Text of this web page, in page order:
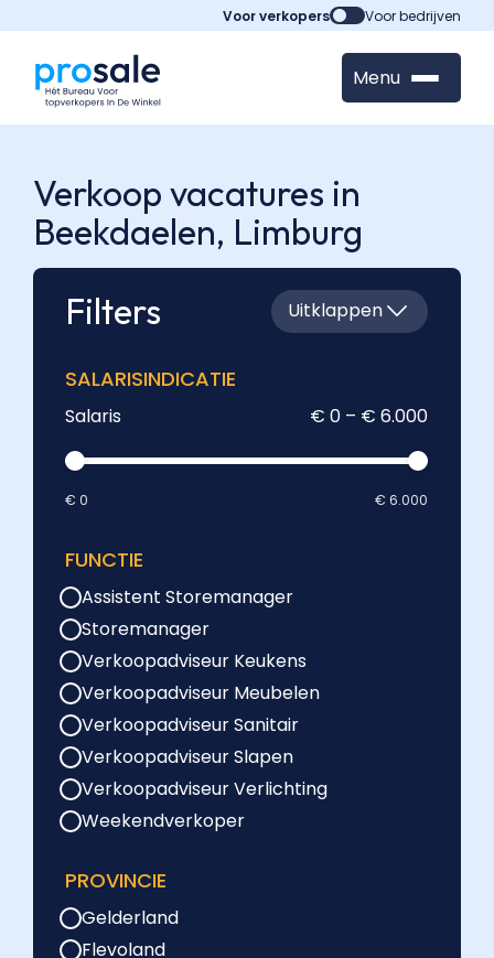
Voor verkopers Voor bedrijven
Menu
Verkoop vacatures in
Beekdaelen, Limburg
Filters
Uitklappen
SALARISINDICATIE
Salaris € 0 – € 6.000
€ 0 € 6.000
FUNCTIE
Assistent Storemanager
Storemanager
Verkoopadviseur Keukens
Verkoopadviseur Meubelen
Verkoopadviseur Sanitair
Verkoopadviseur Slapen
Verkoopadviseur Verlichting
Weekendverkoper
PROVINCIE
Gelderland
Flevoland